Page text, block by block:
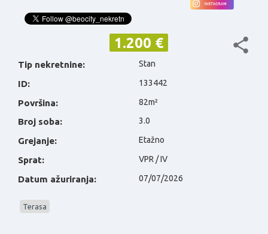
1.200 €
Tip nekretnine: Stan
ID: 133442
Površina: 82m²
Broj soba: 3.0
Grejanje: Etažno
Sprat: VPR / IV
Datum ažuriranja: 07/07/2026
Terasa